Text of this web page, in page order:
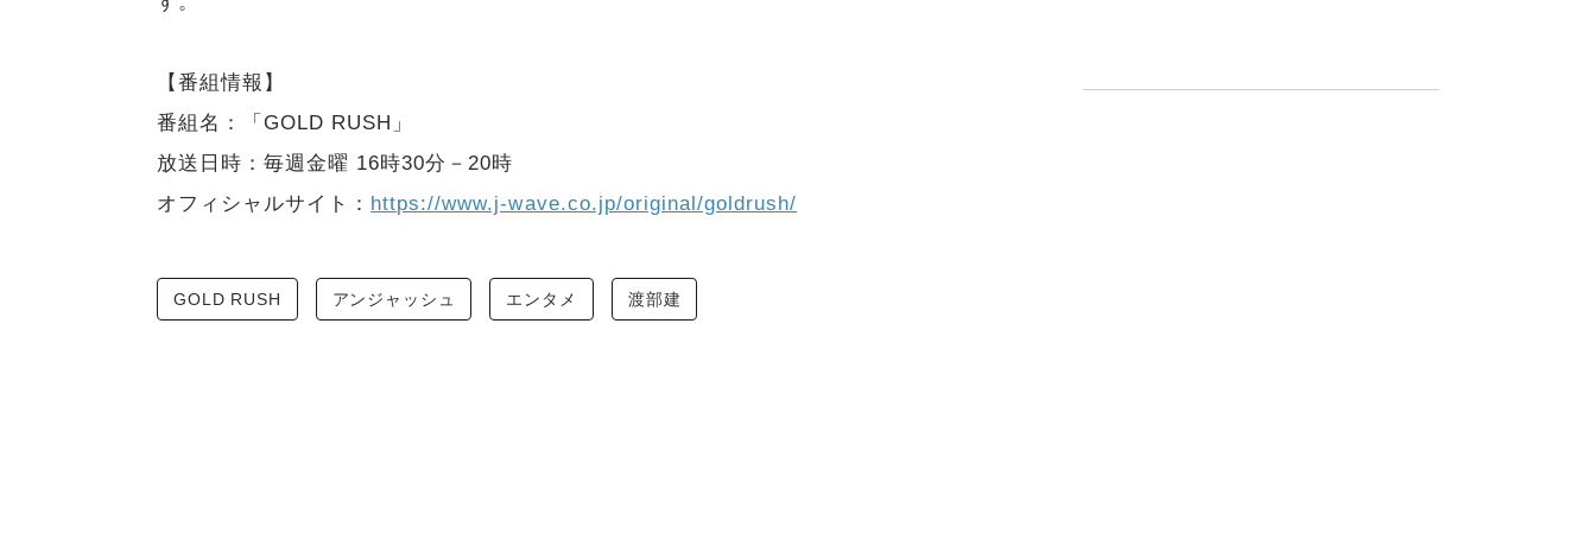
【番組情報】
番組名：「GOLD RUSH」
放送日時：毎週金曜 16時30分－20時
オフィシャルサイト： https://www.j-wave.co.jp/original/goldrush/
GOLD RUSH アンジャッシュ エンタメ 渡部建